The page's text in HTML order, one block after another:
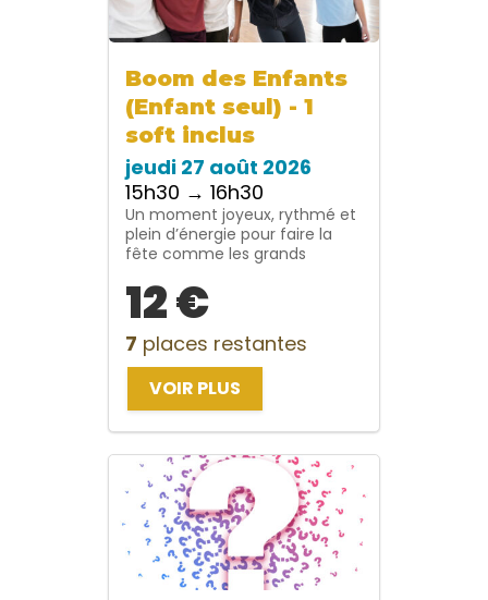
Boom des Enfants
(Enfant seul) - 1
soft inclus
jeudi 27 août 2026
15h30 → 16h30
Un moment joyeux, rythmé et
plein d’énergie pour faire la
fête comme les grands
12 €
7 places restantes
VOIR PLUS